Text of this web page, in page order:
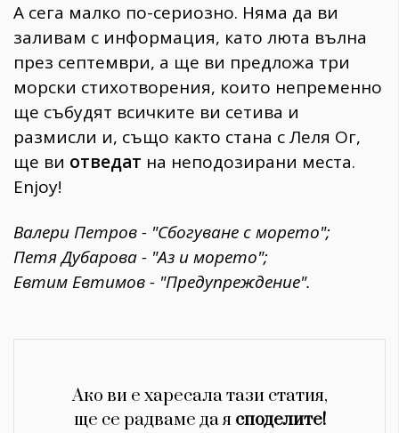
А сега малко по-сериозно. Няма да ви
заливам с информация, като люта вълна
през септември, а ще ви предложа три
морски стихотворения, които непременно
ще събудят всичките ви сетива и
размисли и, също както стана с Леля Ог,
ще ви отведат на неподозирани места.
Enjoy!
Валери Петров - "Сбогуване с морето";
Петя Дубарова - "Аз и морето";
Евтим Евтимов - "Предупреждение".
Ако ви е харесала тази статия,
ще се радваме да я споделите!